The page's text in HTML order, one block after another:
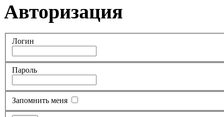
Авторизация
Логин
Пароль
Запомнить меня